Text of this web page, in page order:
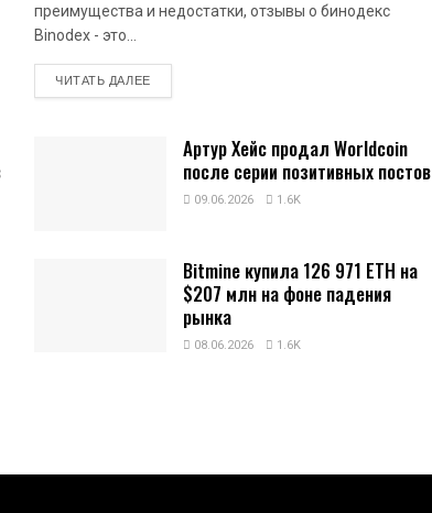
преимущества и недостатки, отзывы о бинодекс
Binodex - это...
ЧИТАТЬ ДАЛЕЕDETAILS
Артур Хейс продал Worldcoin
после серии позитивных постов
09.06.2026 1.6K
Bitmine купила 126 971 ETH на
$207 млн на фоне падения
рынка
08.06.2026 1.6K